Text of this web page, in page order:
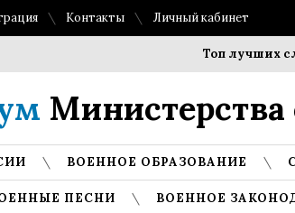
Контакты Личный кабинет
Топ лучших
ВОЕННОЕ ОБРАЗОВАНИЕ
ПЕСНИ ВОЕННОЕ